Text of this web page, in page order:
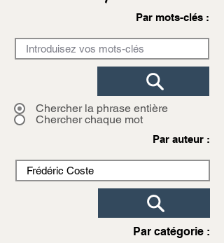
Par mots-clés :
Chercher la phrase entière
Chercher chaque mot
Par auteur :
Par catégorie :